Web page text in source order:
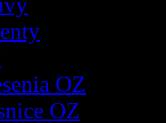
OZ
OZ